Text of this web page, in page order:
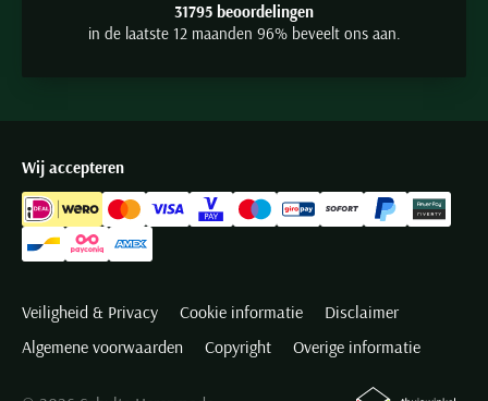
31795 beoordelingen
in de laatste 12 maanden 96% beveelt ons aan.
Wij accepteren
Veiligheid & Privacy Cookie informatie
Disclaimer
Algemene voorwaarden
Copyright Overige informatie